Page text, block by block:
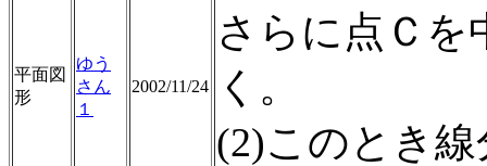
平面図
形
ゆう
さん
１
2002/11/24
さらに点Ｃを
く。
(2)このとき